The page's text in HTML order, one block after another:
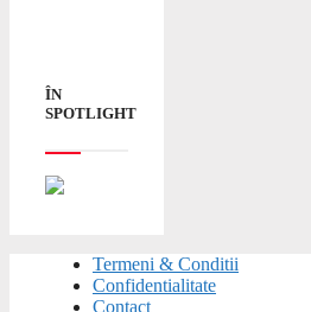
ÎN
SPOTLIGHT
Termeni & Conditii
Confidentialitate
Contact